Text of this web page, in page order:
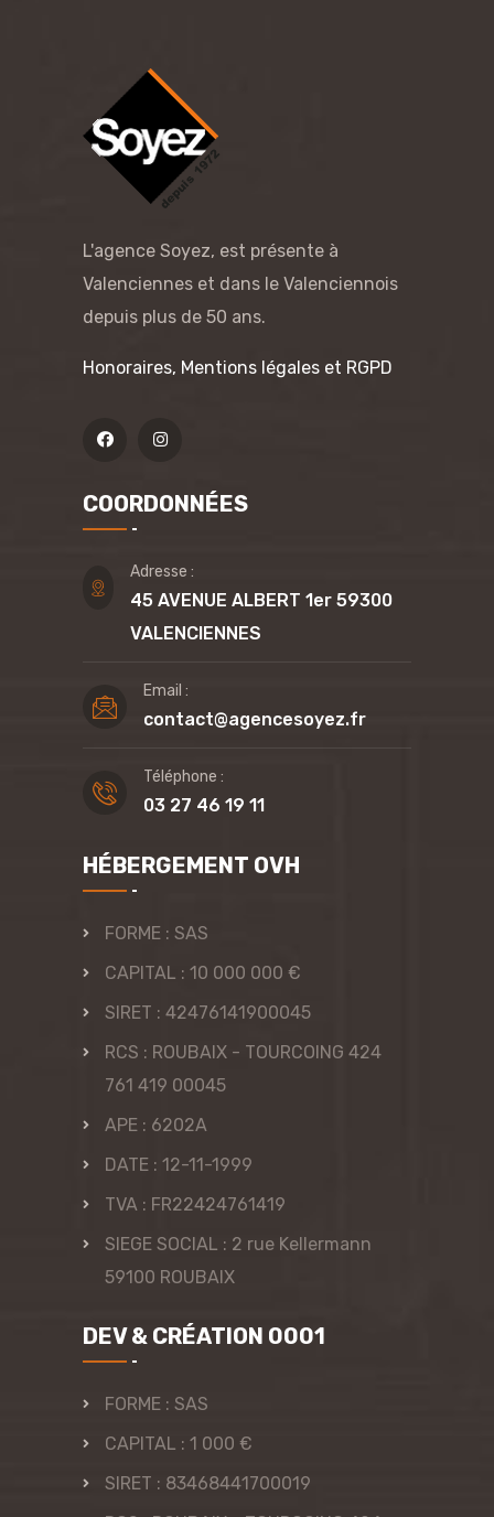
L'agence Soyez, est présente à
Valenciennes et dans le Valenciennois
depuis plus de 50 ans.
Honoraires, Mentions légales et RGPD
COORDONNÉES
Adresse :
45 AVENUE ALBERT 1er 59300
VALENCIENNES
Email :
contact@agencesoyez.fr
Téléphone :
03 27 46 19 11
HÉBERGEMENT OVH
FORME : SAS
CAPITAL : 10 000 000 €
SIRET : 42476141900045
RCS : ROUBAIX - TOURCOING 424
761 419 00045
APE : 6202A
DATE : 12-11-1999
TVA : FR22424761419
SIEGE SOCIAL : 2 rue Kellermann
59100 ROUBAIX
DEV & CRÉATION 0001
FORME : SAS
CAPITAL : 1 000 €
SIRET : 83468441700019